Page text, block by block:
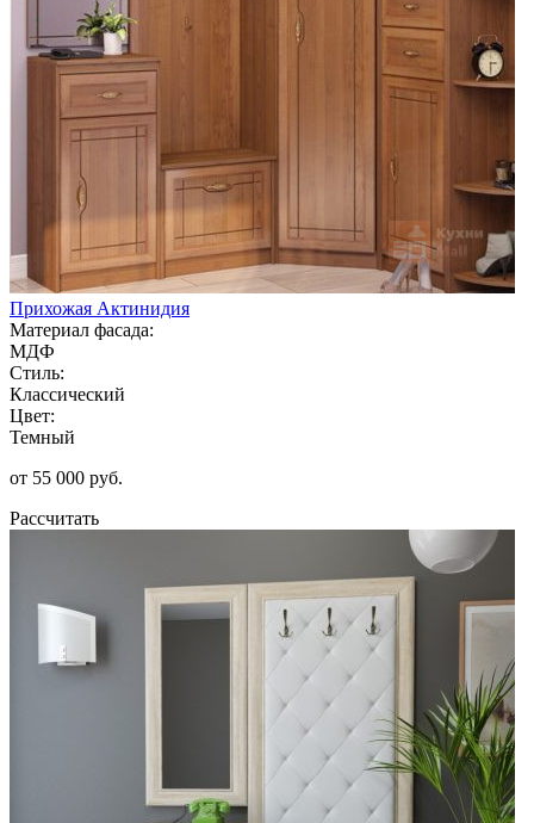
Прихожая Актинидия
Материал фасада:
МДФ
Стиль:
Классический
Цвет:
Темный
от 55 000 руб.
Рассчитать